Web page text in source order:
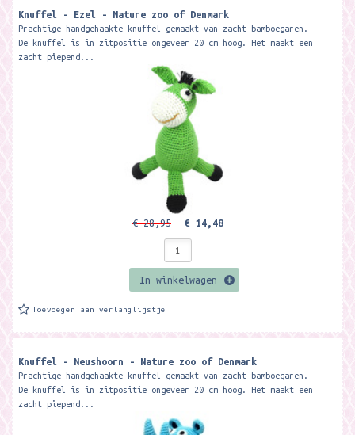
Knuffel - Ezel - Nature zoo of Denmark
Prachtige handgehaakte knuffel gemaakt van zacht bamboegaren.
De knuffel is in zitpositie ongeveer 20 cm hoog. Het maakt een
zacht piepend...
€ 28,95 € 14,48
In winkelwagen
Toevoegen aan verlanglijstje
Knuffel - Neushoorn - Nature zoo of Denmark
Prachtige handgehaakte knuffel gemaakt van zacht bamboegaren.
De knuffel is in zitpositie ongeveer 20 cm hoog. Het maakt een
zacht piepend...